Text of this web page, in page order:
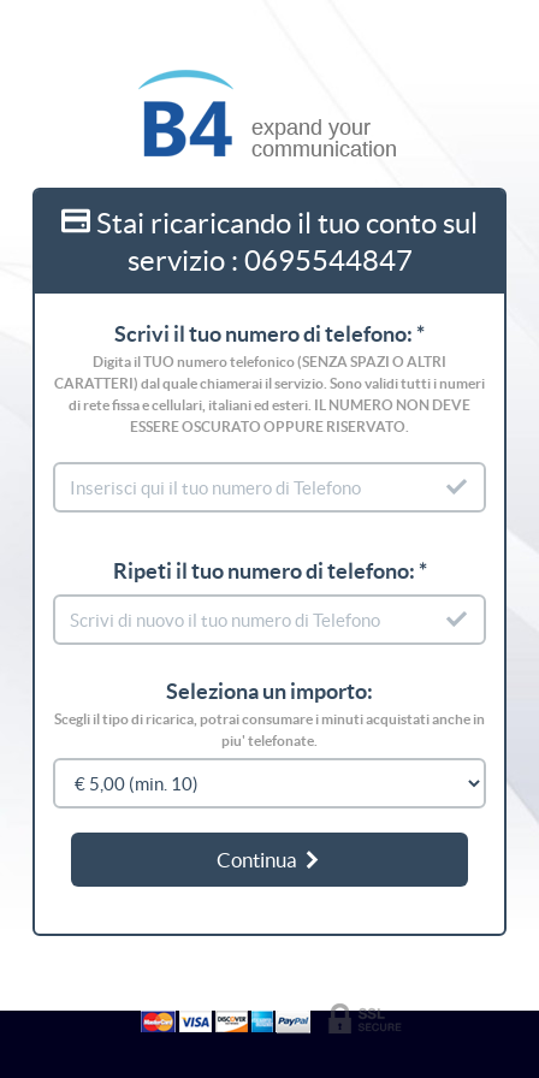
Stai ricaricando il tuo conto sul
servizio : 0695544847
Scrivi il tuo numero di telefono: *
Digita il TUO numero telefonico (SENZA SPAZI O ALTRI
CARATTERI) dal quale chiamerai il servizio. Sono validi tutti i numeri
di rete fissa e cellulari, italiani ed esteri. IL NUMERO NON DEVE
ESSERE OSCURATO OPPURE RISERVATO.
Ripeti il tuo numero di telefono: *
Seleziona un importo:
Scegli il tipo di ricarica, potrai consumare i minuti acquistati anche in
piu' telefonate.
Continua